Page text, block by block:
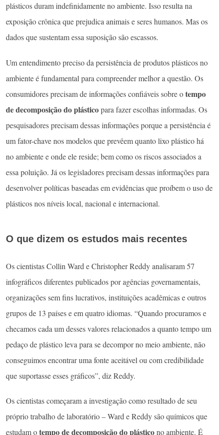
plásticos duram indefinidamente no ambiente. Isso resulta na
exposição crônica que prejudica animais e seres humanos. Mas os
dados que sustentam essa suposição são escassos.
Um entendimento preciso da persistência de produtos plásticos no
ambiente é fundamental para compreender melhor a questão. Os
consumidores precisam de informações confiáveis ​​sobre otempo
de decomposição do plásticopara fazer escolhas informadas. Os
pesquisadores precisam dessas informações porque a persistência é
um fator-chave nos modelos que prevêem quanto lixo plástico há
no ambiente e onde ele reside; bem como os riscos associados a
essa poluição. Já os legisladores precisam dessas informações para
desenvolver políticas baseadas em evidências que proíbem o uso de
plásticos nos níveis local, nacional e internacional.
O que dizem os estudos mais recentes
Os cientistas Collin Ward e Christopher Reddy analisaram 57
infográficos diferentes publicados por agências governamentais,
organizações sem fins lucrativos, instituições acadêmicas e outros
grupos de 13 países e em quatro idiomas. “Quando procuramos e
checamos cada um desses valores relacionados a quanto tempo um
pedaço de plástico leva para se decompor no meio ambiente, não
conseguimos encontrar uma fonte aceitável ou com credibilidade
que suportasse esses gráficos”, diz Reddy.
Os cientistas começaram a investigação como resultado de seu
próprio trabalho de laboratório – Ward e Reddy são químicos que
estudam otempo de decomposição do plásticono ambiente. É